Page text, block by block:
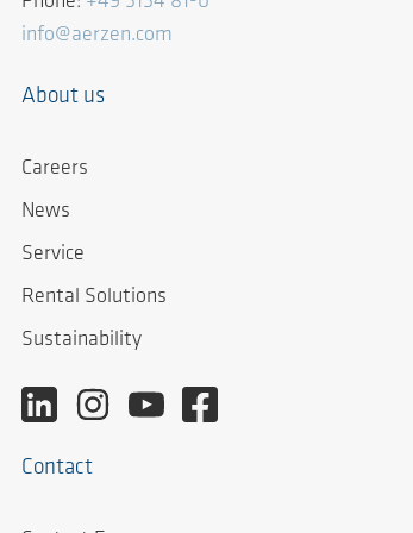
info@aerzen.com
About us
Careers
News
Service
Rental Solutions
Sustainability
Contact